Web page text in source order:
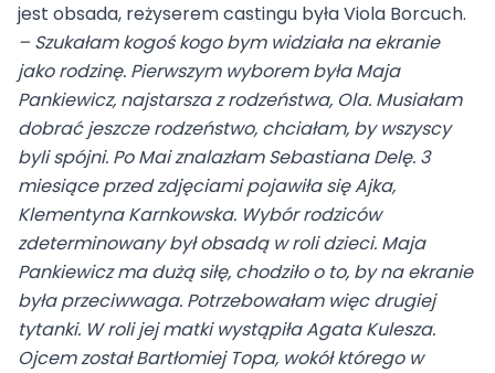
jest obsada, reżyserem castingu była Viola Borcuch.
– Szukałam kogoś kogo bym widziała na ekranie
jako rodzinę. Pierwszym wyborem była Maja
Pankiewicz, najstarsza z rodzeństwa, Ola. Musiałam
dobrać jeszcze rodzeństwo, chciałam, by wszyscy
byli spójni. Po Mai znalazłam Sebastiana Delę. 3
miesiące przed zdjęciami pojawiła się Ajka,
Klementyna Karnkowska. Wybór rodziców
zdeterminowany był obsadą w roli dzieci. Maja
Pankiewicz ma dużą siłę, chodziło o to, by na ekranie
była przeciwwaga. Potrzebowałam więc drugiej
tytanki. W roli jej matki wystąpiła Agata Kulesza.
Ojcem został Bartłomiej Topa, wokół którego w